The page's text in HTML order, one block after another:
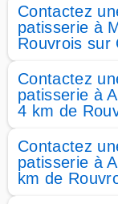
Contactez
patisserie à
Rouvrois sur
Contactez
patisserie à
4 km de
Contactez
patisserie à
km de